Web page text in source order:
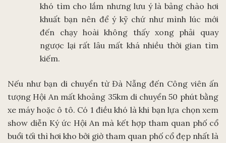
khó tìm cho lắm nhưng lưu ý là bảng chào hơi
khuất bạn nên để ý kỹ chứ như mình lúc mới
đến chạy hoài không thấy xong phải quay
ngược lại rất lâu mất khá nhiều thời gian tìm
kiếm.
Nếu như bạn di chuyển từ Đà Nẵng đến Công viên ấn
tượng Hội An mất khoảng 35km di chuyển 50 phút bằng
xe máy hoặc ô tô. Có 1 điều khó là khi bạn lựa chọn xem
show diễn Ký ức Hội An mà kết hợp tham quan phố cổ
buổi tối thì hơi kho bởi giờ tham quan phố cổ đẹp nhất là